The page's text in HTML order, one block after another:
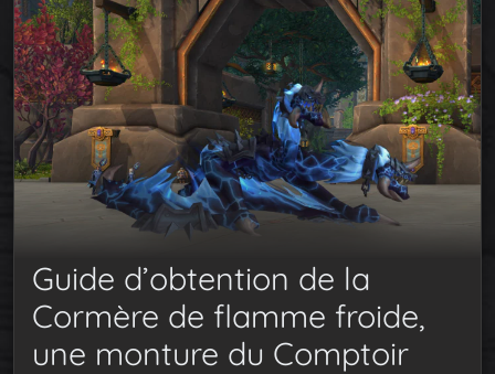
Guide d’obtention de la
Cormère de flamme froide,
une monture du Comptoir